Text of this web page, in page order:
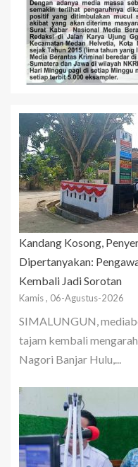
Kandang Kosong,
Dipertanyakan:
Kembali Jadi Sorotan
Kamis , 06-Agustus-2026
SIMALUNGUN,
tajam kembali
Nagori Banjar Hulu,...